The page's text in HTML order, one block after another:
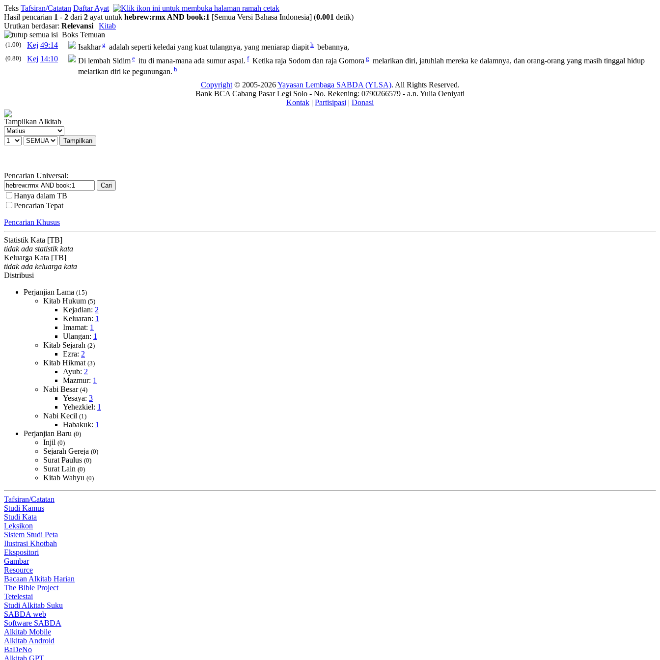
Teks Tafsiran/Catatan Daftar Ayat
Hasil pencarian 1 - 2 dari 2 ayat untuk hebrew:rmx AND book:1 [Semua Versi Bahasa Indonesia] (0.001 detik)
Urutkan berdasar: Relevansi | Kitab
Boks Temuan
(1.00) Kej 49:14 Isakhar g adalah seperti keledai yang kuat tulangnya, yang meniarap diapit h bebannya,
(0.80) Kej 14:10 Di lembah Sidim e itu di mana-mana ada sumur aspal. f Ketika raja Sodom dan raja Gomora g melarikan diri, jatuhlah mereka ke dalamnya, dan orang-orang yang masih tinggal hidup
melarikan diri ke pegunungan. h
Copyright© 2005-2026Yayasan Lembaga SABDA (YLSA). All Rights Reserved.
Bank BCA Cabang Pasar Legi Solo - No. Rekening: 0790266579 - a.n. Yulia Oeniyati
Kontak | Partisipasi | Donasi
Tampilkan Alkitab
Pencarian Universal:
Hanya dalam TB
Pencarian Tepat
Pencarian Khusus
Statistik Kata [TB]
tidak ada statistik kata
Keluarga Kata [TB]
tidak ada keluarga kata
Distribusi
Perjanjian Lama (15)
Kitab Hukum (5)
Kejadian: 2
Keluaran: 1
Imamat: 1
Ulangan: 1
Kitab Sejarah (2)
Ezra: 2
Kitab Hikmat (3)
Ayub: 2
Mazmur: 1
Nabi Besar (4)
Yesaya: 3
Yehezkiel: 1
Nabi Kecil (1)
Habakuk: 1
Perjanjian Baru (0)
Injil (0)
Sejarah Gereja (0)
Surat Paulus (0)
Surat Lain (0)
Kitab Wahyu (0)
Tafsiran/Catatan
Studi Kamus
Studi Kata
Leksikon
Sistem Studi Peta
Ilustrasi Khotbah
Ekspositori
Gambar
Resource
Bacaan Alkitab Harian
The Bible Project
Tetelestai
Studi Alkitab Suku
SABDA web
Software SABDA
Alkitab Mobile
Alkitab Android
BaDeNo
Alkitab GPT